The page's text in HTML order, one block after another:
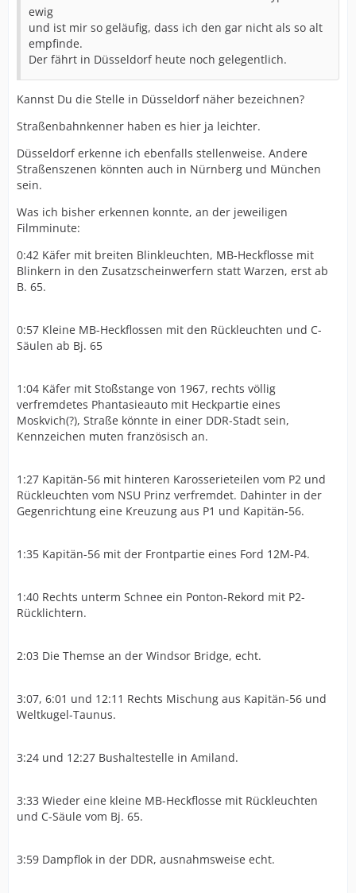
ewig
und ist mir so geläufig, dass ich den gar nicht als so alt
empfinde.
Der fährt in Düsseldorf heute noch gelegentlich.
Kannst Du die Stelle in Düsseldorf näher bezeichnen?
Straßenbahnkenner haben es hier ja leichter.
Düsseldorf erkenne ich ebenfalls stellenweise. Andere
Straßenszenen könnten auch in Nürnberg und München
sein.
Was ich bisher erkennen konnte, an der jeweiligen
Filmminute:
0:42 Käfer mit breiten Blinkleuchten, MB-Heckflosse mit
Blinkern in den Zusatzscheinwerfern statt Warzen, erst ab
B. 65.
0:57 Kleine MB-Heckflossen mit den Rückleuchten und C-
Säulen ab Bj. 65
1:04 Käfer mit Stoßstange von 1967, rechts völlig
verfremdetes Phantasieauto mit Heckpartie eines
Moskvich(?), Straße könnte in einer DDR-Stadt sein,
Kennzeichen muten französisch an.
1:27 Kapitän-56 mit hinteren Karosserieteilen vom P2 und
Rückleuchten vom NSU Prinz verfremdet. Dahinter in der
Gegenrichtung eine Kreuzung aus P1 und Kapitän-56.
1:35 Kapitän-56 mit der Frontpartie eines Ford 12M-P4.
1:40 Rechts unterm Schnee ein Ponton-Rekord mit P2-
Rücklichtern.
2:03 Die Themse an der Windsor Bridge, echt.
3:07, 6:01 und 12:11 Rechts Mischung aus Kapitän-56 und
Weltkugel-Taunus.
3:24 und 12:27 Bushaltestelle in Amiland.
3:33 Wieder eine kleine MB-Heckflosse mit Rückleuchten
und C-Säule vom Bj. 65.
3:59 Dampflok in der DDR, ausnahmsweise echt.